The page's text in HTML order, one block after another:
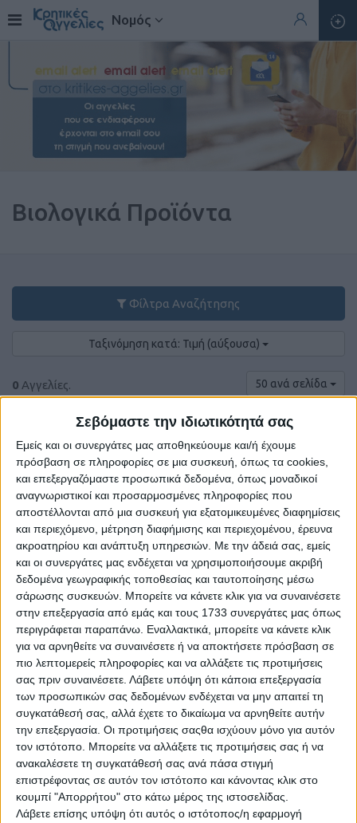
Σεβόμαστε την ιδιωτικότητά σας
Εμείς και οι συνεργάτες μας αποθηκεύουμε και/ή έχουμε
πρόσβαση σε πληροφορίες σε μια συσκευή, όπως τα cookies,
και επεξεργαζόμαστε προσωπικά δεδομένα, όπως μοναδικοί
αναγνωριστικοί και προσαρμοσμένες πληροφορίες που
αποστέλλονται από μια συσκευή για εξατομικευμένες διαφημίσεις
και περιεχόμενο, μέτρηση διαφήμισης και περιεχομένου, έρευνα
ακροατηρίου και ανάπτυξη υπηρεσιών. Με την άδειά σας, εμείς
και οι συνεργάτες μας ενδέχεται να χρησιμοποιήσουμε ακριβή
δεδομένα γεωγραφικής τοποθεσίας και ταυτοποίησης μέσω
σάρωσης συσκευών. Μπορείτε να κάνετε κλικ για να συναινέσετε
στην επεξεργασία από εμάς και τους 1733 συνεργάτες μας όπως
περιγράφεται παραπάνω. Εναλλακτικά, μπορείτε να κάνετε κλικ
για να αρνηθείτε να συναινέσετε ή να αποκτήσετε πρόσβαση σε
πιο λεπτομερείς πληροφορίες και να αλλάξετε τις προτιμήσεις
σας πριν συναινέσετε. Λάβετε υπόψη ότι κάποια επεξεργασία
των προσωπικών σας δεδομένων ενδέχεται να μην απαιτεί τη
συγκατάθεσή σας, αλλά έχετε το δικαίωμα να αρνηθείτε αυτήν
την επεξεργασία. Οι προτιμήσεις σαςθα ισχύουν μόνο για αυτόν
τον ιστότοπο. Μπορείτε να αλλάξετε τις προτιμήσεις σας ή να
ανακαλέσετε τη συγκατάθεσή σας ανά πάσα στιγμή
επιστρέφοντας σε αυτόν τον ιστότοπο και κάνοντας κλικ στο
κουμπί "Απορρήτου" στο κάτω μέρος της ιστοσελίδας.
Λάβετε επίσης υπόψη ότι αυτός ο ιστότοπος/η εφαρμογή
Νομός
Βιολογικά Προϊόντα
Φίλτρα Αναζήτησης
Ταξινόμηση κατά: Τιμή (αύξουσα)
0 Αγγελίες. 50 ανά σελίδα
Δε βρέθηκαν αγγελίες σύμφωνα με τα
κριτήρια αναζήτησής σας.
Δοκιμάστε να καθαρίσετε όλα τα υπάρχοντα φίλτρα
αναζήτησης.